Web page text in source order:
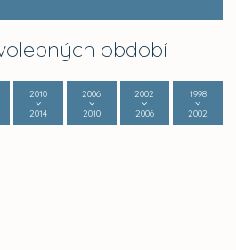
období
2010
2014
2006
2010
2002
2006
1998
2002